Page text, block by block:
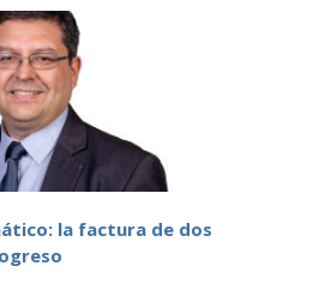
la factura de dos